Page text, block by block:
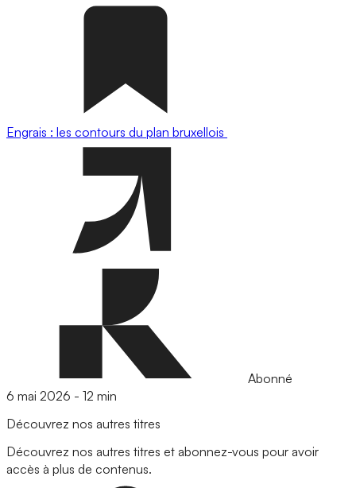
Engrais : les contours du plan bruxellois
Abonné
6 mai 2026 - 12 min
Découvrez nos autres titres
Découvrez nos autres titres et abonnez-vous pour avoir
accès à plus de contenus.